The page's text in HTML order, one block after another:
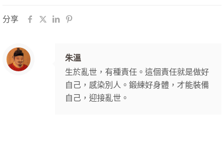
分享
朱溫
生於亂世，有種責任。這個責任就是做好
自己，感染別人。鍛練好身體，才能裝備
自己，迎接亂世。